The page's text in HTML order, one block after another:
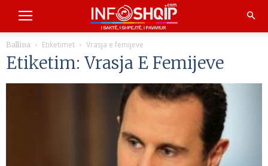
Ballina Etiketimet Vrasja e femijeve
Etiketim: Vrasja E Femijeve